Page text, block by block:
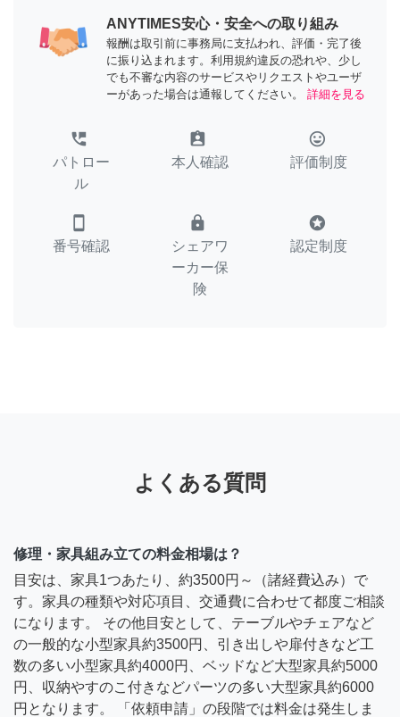
ANYTIMES安心・安全への取り組み
報酬は取引前に事務局に支払われ、評価・完了後
に振り込まれます。利用規約違反の恐れや、少し
でも不審な内容のサービスやリクエストやユーザ
ーがあった場合は通報してください。
詳細を見る
perm_phone_msg
パトロー
ル
assignment_ind
本人確認
tag_faces
評価制度
smartphone
番号確認
lock
シェアワ
ーカー保
険
stars
認定制度
よくある質問
修理・家具組み立ての料金相場は？
目安は、家具1つあたり、約3500円～（諸経費込み）で
す。家具の種類や対応項目、交通費に合わせて都度ご相談
になります。 その他目安として、テーブルやチェアなど
の一般的な小型家具約3500円、引き出しや扉付きなど工
数の多い小型家具約4000円、ベッドなど大型家具約5000
円、収納やすのこ付きなどパーツの多い大型家具約6000
円となります。 「依頼申請」の段階では料金は発生しま